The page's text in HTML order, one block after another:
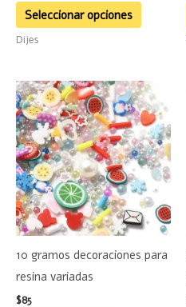
Seleccionar opciones
página
Dijes
10 gramos decoraciones para
resina variadas
$85